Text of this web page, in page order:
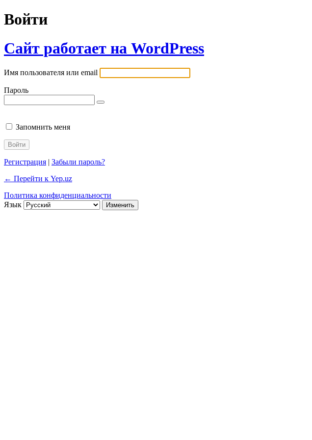
Войти
Сайт работает на WordPress
Имя пользователя или email
Пароль
Запомнить меня
Регистрация | Забыли пароль?
← Перейти к Yep.uz
Политика конфиденциальности
Язык